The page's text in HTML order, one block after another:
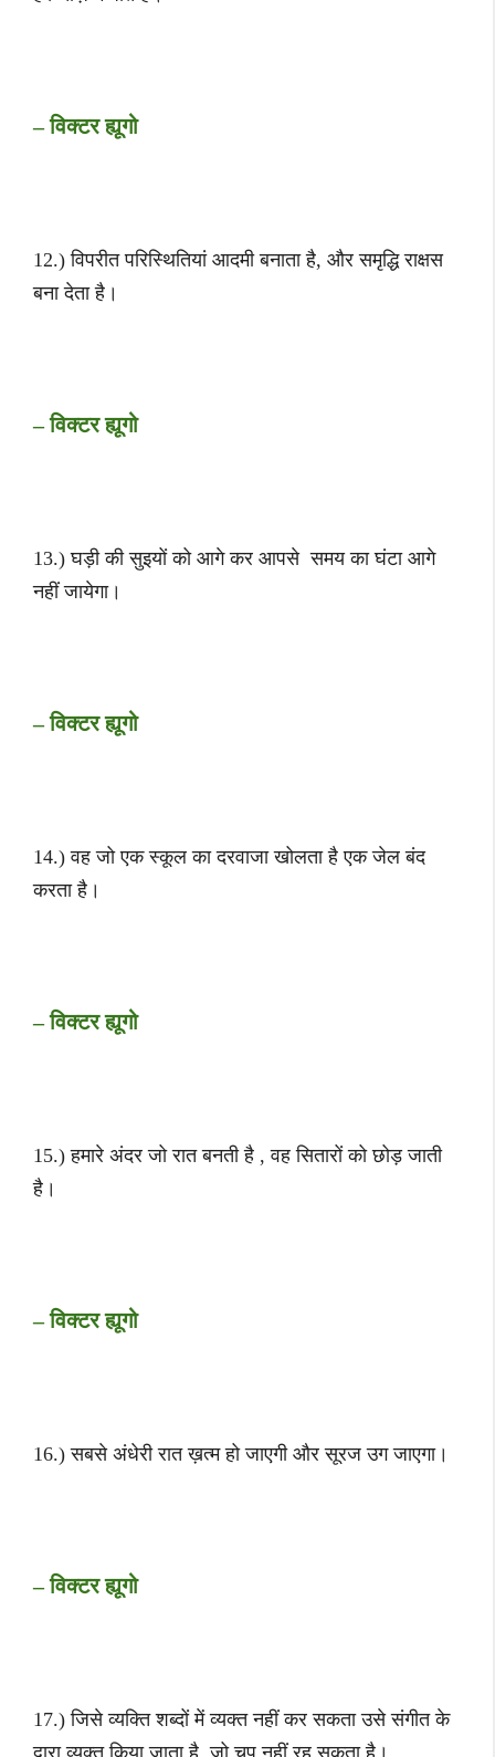
– विक्टर ह्यूगो
12.) विपरीत परिस्थितियां आदमी बनाता है, और समृद्धि राक्षस
बना देता है।
– विक्टर ह्यूगो
13.) घड़ी की सुइयों को आगे कर आपसे समय का घंटा आगे
नहीं जायेगा।
– विक्टर ह्यूगो
14.) वह जो एक स्कूल का दरवाजा खोलता है एक जेल बंद
करता है।
– विक्टर ह्यूगो
15.) हमारे अंदर जो रात बनती है , वह सितारों को छोड़ जाती
है।
– विक्टर ह्यूगो
16.) सबसे अंधेरी रात ख़त्म हो जाएगी और सूरज उग जाएगा।
– विक्टर ह्यूगो
17.) जिसे व्यक्ति शब्दों में व्यक्त नहीं कर सकता उसे संगीत के
द्वारा व्यक्त किया जाता है, जो चुप नहीं रह सकता है।